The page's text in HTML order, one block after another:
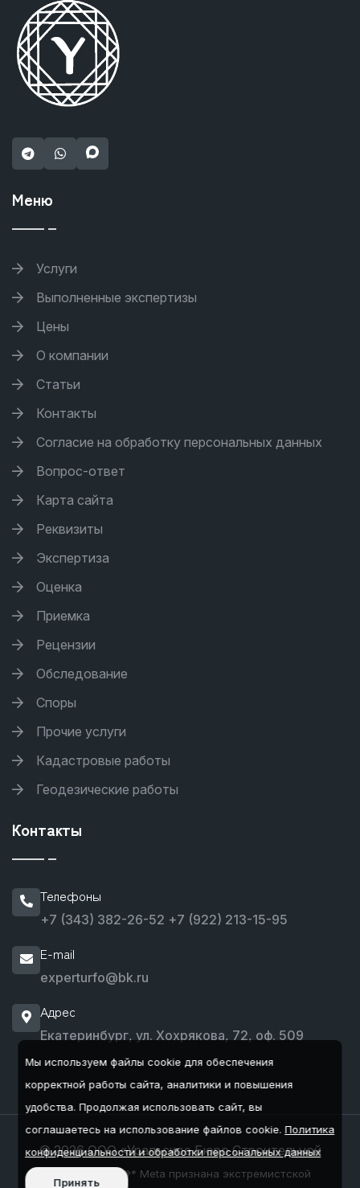
Меню
Услуги
Выполненные экспертизы
Цены
О компании
Статьи
Контакты
Согласие на обработку персональных данных
Вопрос-ответ
Карта сайта
Реквизиты
Экспертиза
Оценка
Приемка
Рецензии
Обследование
Споры
Прочие услуги
Кадастровые работы
Геодезические работы
Контакты
Телефоны
+7 (343) 382-26-52 +7 (922) 213-15-95
E-mail
experturfo@bk.ru
Адрес
Екатеринбург, ул. Хохрякова, 72, оф. 509
© 2026 ООО «Уральское Бюро Строительной
Экспертизы»* Meta признана экстремистской
Мы используем файлы cookie для обеспечения
корректной работы сайта, аналитики и повышения
удобства. Продолжая использовать сайт, вы
соглашаетесь на использование файлов cookie. Политика
конфиденциальности и обработки персональных данных
Принять